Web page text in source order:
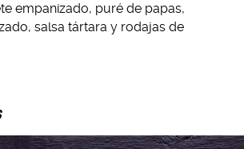
empanizado, puré de papas,
salsa tártara y rodajas de